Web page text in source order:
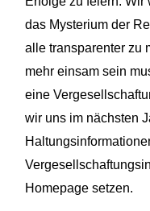
das Mysterium der
alle transparenter zu
mehr einsam sein
eine
wir uns im nächsten
Homepage setzen.